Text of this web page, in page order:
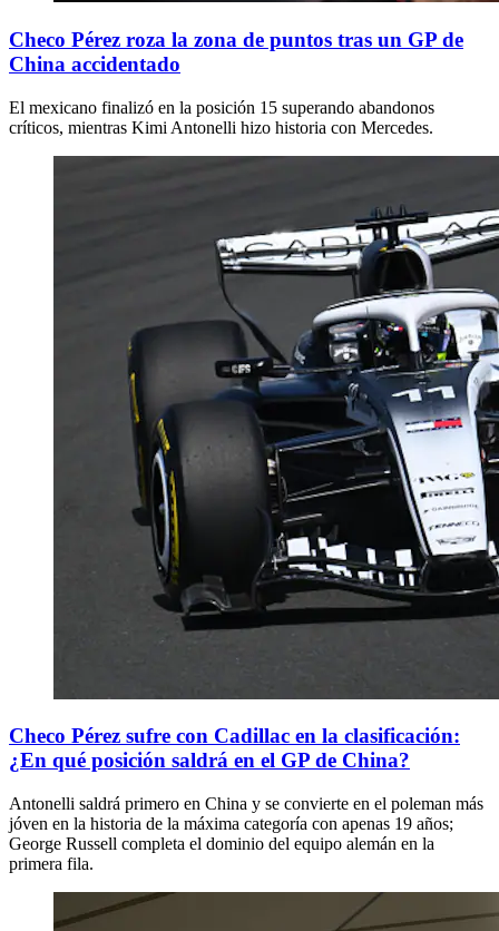
Checo Pérez roza la zona de puntos tras un GP de
China accidentado
El mexicano finalizó en la posición 15 superando abandonos
críticos, mientras Kimi Antonelli hizo historia con Mercedes.
Checo Pérez sufre con Cadillac en la clasificación:
¿En qué posición saldrá en el GP de China?
Antonelli saldrá primero en China y se convierte en el poleman más
jóven en la historia de la máxima categoría con apenas 19 años;
George Russell completa el dominio del equipo alemán en la
primera fila.